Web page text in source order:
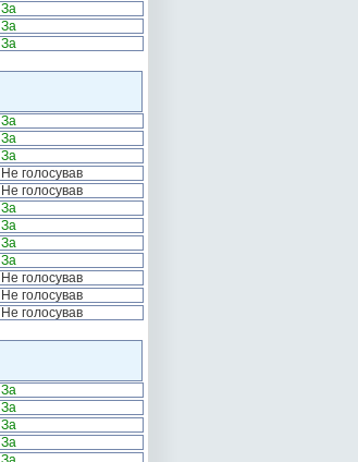
За
За
За
За
За
За
Не голосував
Не голосував
За
За
За
За
Не голосував
Не голосував
Не голосував
За
За
За
За